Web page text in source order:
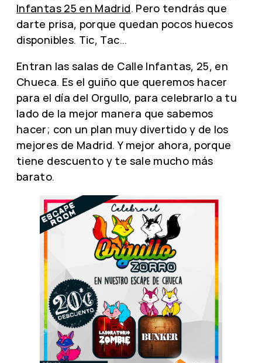
Infantas 25 en Madrid. Pero tendrás que
darte prisa, porque quedan pocos huecos
disponibles. Tic, Tac…
Entran las salas de Calle Infantas, 25, en
Chueca. Es el guiño que queremos hacer
para el día del Orgullo, para celebrarlo a tu
lado de la mejor manera que sabemos
hacer; con un plan muy divertido y de los
mejores de Madrid. Y mejor ahora, porque
tiene descuento y te sale mucho más
barato.